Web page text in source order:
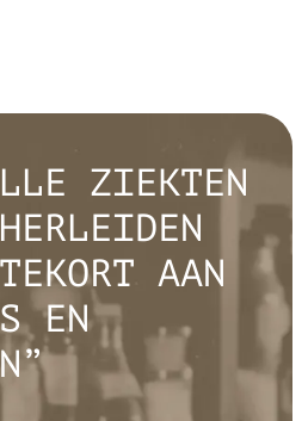
ZIEKTEN
AAN
EN